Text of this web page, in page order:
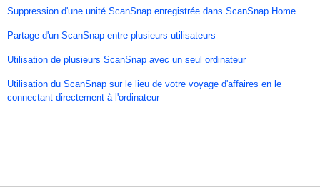
Suppression d'une unité ScanSnap enregistrée dans ScanSnap Home
Partage d'un ScanSnap entre plusieurs utilisateurs
Utilisation de plusieurs ScanSnap avec un seul ordinateur
Utilisation du ScanSnap sur le lieu de votre voyage d'affaires en le
connectant directement à l'ordinateur